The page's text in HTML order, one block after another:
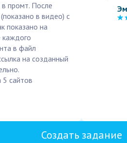
промт. После
в видео) с
показано на
в файл
на созданный
сайтов
Создать задание